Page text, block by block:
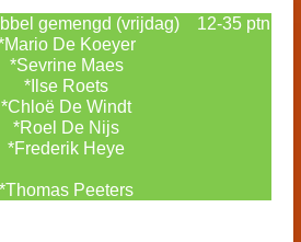
gemengd (vrijdag) 12-35 ptn
De Koeyer
*Sevrine Maes
*Ilse Roets
*Chloë De Windt
*Roel De Nijs
*Frederik Heye
*Thomas Peeters